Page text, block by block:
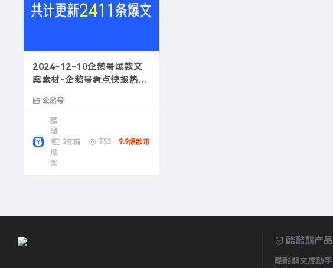
2024-12-10企鹅号爆款文
案素材-企鹅号看点快报热门
企鹅号
酷
酷
熊
爆
文
2年前 753 9.9爆款币
酷酷熊产品
酷酷熊文库助手